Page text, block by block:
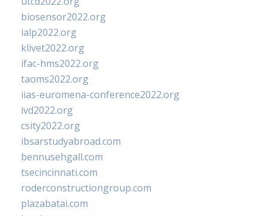
biosensor2022.org
ialp2022.org
klivet2022.org
ifac-hms2022.org
taoms2022.org
iias-euromena-conference2022.org
ivd2022.org
csity2022.org
ibsarstudyabroad.com
bennusehgall.com
tsecincinnati.com
roderconstructiongroup.com
plazabatai.com